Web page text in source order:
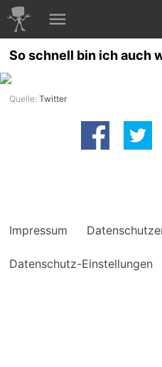
So schnell bin ich auch
Quelle:Twitter
Impressum
Datenschutz-Einstellungen